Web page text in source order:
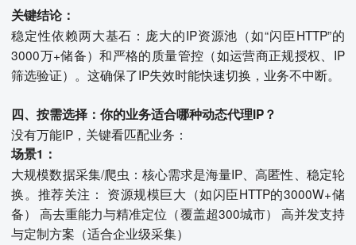
关键结论：
稳定性依赖两大基石：庞大的IP资源池（如“闪臣HTTP”的
3000万+储备）和严格的质量管控（如运营商正规授权、IP
筛选验证）。这确保了IP失效时能快速切换，业务不中断。
四、按需选择：你的业务适合哪种动态代理IP？
没有万能IP，关键看匹配业务：
场景1：
大规模数据采集/爬虫：核心需求是海量IP、高匿性、稳定轮
换。推荐关注： 资源规模巨大（如闪臣HTTP的3000W+储
备） 高去重能力与精准定位（覆盖超300城市） 高并发支持
与定制方案（适合企业级采集）